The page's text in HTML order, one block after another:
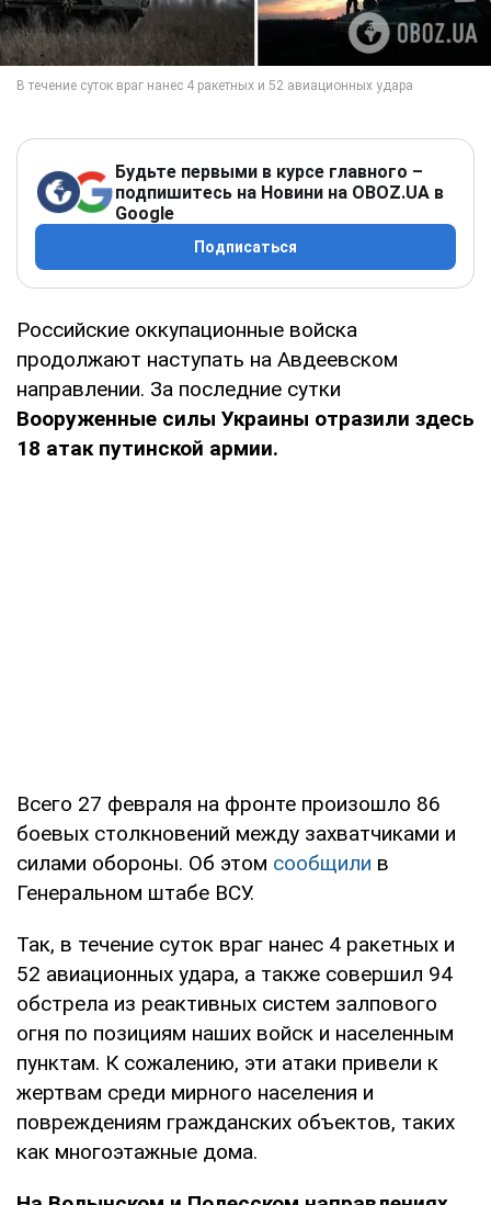
Будьте первыми в курсе главного –
подпишитесь на Новини на OBOZ.UA в
Google
Подписаться
Российские оккупационные войска
продолжают наступать на Авдеевском
направлении. За последние сутки
Вооруженные силы Украины отразили здесь
18 атак путинской армии.
Всего 27 февраля на фронте произошло 86
боевых столкновений между захватчиками и
силами обороны. Об этом сообщили в
Генеральном штабе ВСУ.
Так, в течение суток враг нанес 4 ракетных и
52 авиационных удара, а также совершил 94
обстрела из реактивных систем залпового
огня по позициям наших войск и населенным
пунктам. К сожалению, эти атаки привели к
жертвам среди мирного населения и
повреждениям гражданских объектов, таких
как многоэтажные дома.